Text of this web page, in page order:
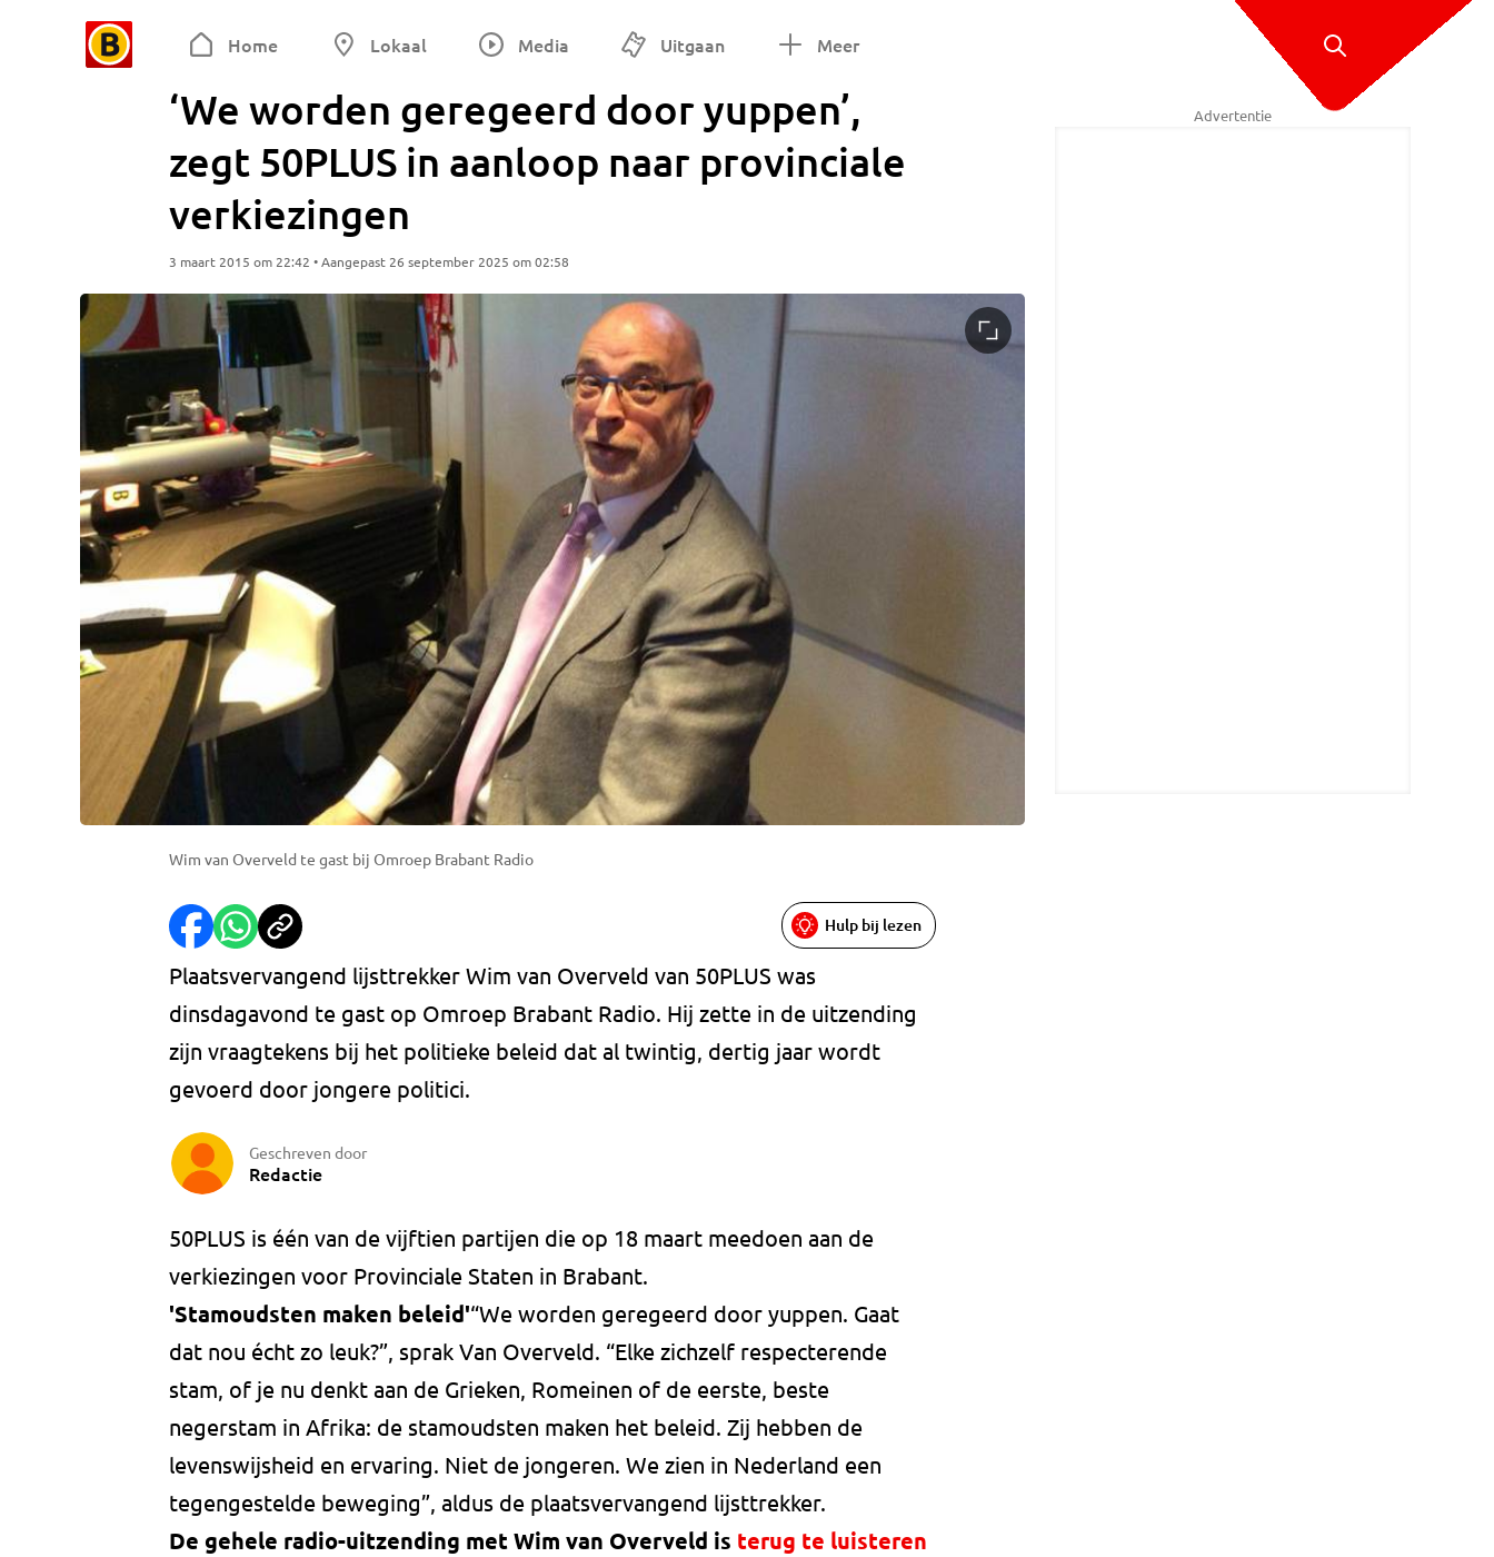
Home Lokaal Media Uitgaan Meer
‘We worden geregeerd door yuppen’,
zegt 50PLUS in aanloop naar provinciale
verkiezingen
3 maart 2015 om 22:42 • Aangepast 26 september 2025 om 02:58
Wim van Overveld te gast bij Omroep Brabant Radio
Hulp bij lezen
Plaatsvervangend lijsttrekker Wim van Overveld van 50PLUS was
dinsdagavond te gast op Omroep Brabant Radio. Hij zette in de uitzending
zijn vraagtekens bij het politieke beleid dat al twintig, dertig jaar wordt
gevoerd door jongere politici.
Geschreven door
Redactie
50PLUS is één van de vijftien partijen die op 18 maart meedoen aan de
verkiezingen voor Provinciale Staten in Brabant.
'Stamoudsten maken beleid'“We worden geregeerd door yuppen. Gaat
dat nou écht zo leuk?”, sprak Van Overveld. “Elke zichzelf respecterende
stam, of je nu denkt aan de Grieken, Romeinen of de eerste, beste
negerstam in Afrika: de stamoudsten maken het beleid. Zij hebben de
levenswijsheid en ervaring. Niet de jongeren. We zien in Nederland een
tegengestelde beweging”, aldus de plaatsvervangend lijsttrekker.
De gehele radio-uitzending met Wim van Overveld is terug te luisteren
Advertentie